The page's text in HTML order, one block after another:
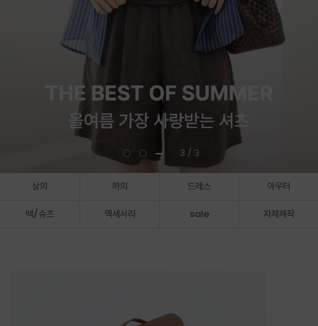
3 / 3
상의 하의 드레스 아우터
백/슈즈 액세서리 sale 자체제작